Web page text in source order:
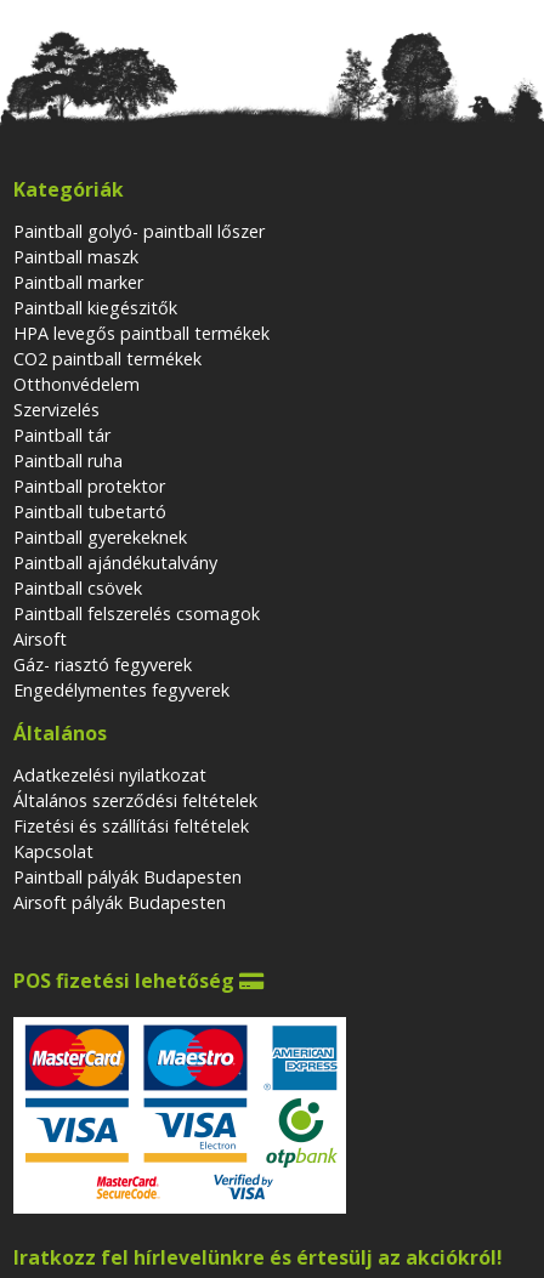
Kategóriák
Paintball golyó- paintball lőszer
Paintball maszk
Paintball marker
Paintball kiegészitők
HPA levegős paintball termékek
CO2 paintball termékek
Otthonvédelem
Szervizelés
Paintball tár
Paintball ruha
Paintball protektor
Paintball tubetartó
Paintball gyerekeknek
Paintball ajándékutalvány
Paintball csövek
Paintball felszerelés csomagok
Airsoft
Gáz- riasztó fegyverek
Engedélymentes fegyverek
Általános
Adatkezelési nyilatkozat
Általános szerződési feltételek
Fizetési és szállítási feltételek
Kapcsolat
Paintball pályák Budapesten
Airsoft pályák Budapesten
POS fizetési lehetőség 
Iratkozz fel hírlevelünkre és értesülj az akciókról!